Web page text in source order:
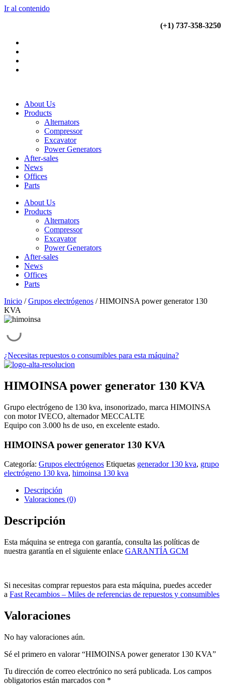
Ir al contenido
(+1) 737-358-3250
About Us
Products
Alternators
Compressor
Excavator
Power Generators
After-sales
News
Offices
Parts
About Us
Products
Alternators
Compressor
Excavator
Power Generators
After-sales
News
Offices
Parts
Inicio /Grupos electrógenos / HIMOINSA power generator 130
KVA
¿Necesitas repuestos o consumibles para esta máquina?
HIMOINSA power generator 130 KVA
Grupo electrógeno de 130 kva, insonorizado, marca HIMOINSA
con motor IVECO, alternador MECCALTE
Equipo con 3.000 hs de uso, en excelente estado.
HIMOINSA power generator 130 KVA
Categoría: Grupos electrógenos Etiquetas generador 130 kva, grupo
electrógeno 130 kva, himoinsa 130 kva
Descripción
Valoraciones (0)
Descripción
Esta máquina se entrega con garantía, consulta las políticas de
nuestra garantía en el siguiente enlace GARANTÍA GCM
Si necesitas comprar repuestos para esta máquina, puedes acceder
a Fast Recambios – Miles de referencias de repuestos y consumibles
Valoraciones
No hay valoraciones aún.
Sé el primero en valorar “HIMOINSA power generator 130 KVA”
Tu dirección de correo electrónico no será publicada. Los campos
obligatorios están marcados con *